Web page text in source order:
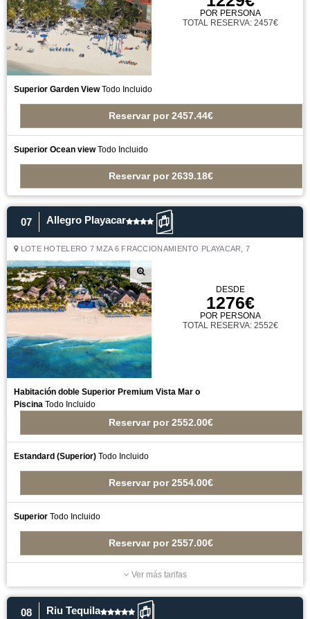
POR PERSONA
TOTAL RESERVA: 2457€
Superior Garden ViewTodo Incluido
Reservar por 2457.44€
Superior Ocean viewTodo Incluido
Reservar por 2639.18€
07 Allegro Playacar
LOTE HOTELERO 7 MZA 6 FRACCIONAMIENTO PLAYACAR, 7
DESDE
1276€
POR PERSONA
TOTAL RESERVA: 2552€
Habitación doble Superior Premium Vista Mar o
Piscina Todo Incluido
Reservar por 2552.00€
Estandard (Superior) Todo Incluido
Reservar por 2554.00€
Superior Todo Incluido
Reservar por 2557.00€
Ver más tarifas
08 Riu Tequila